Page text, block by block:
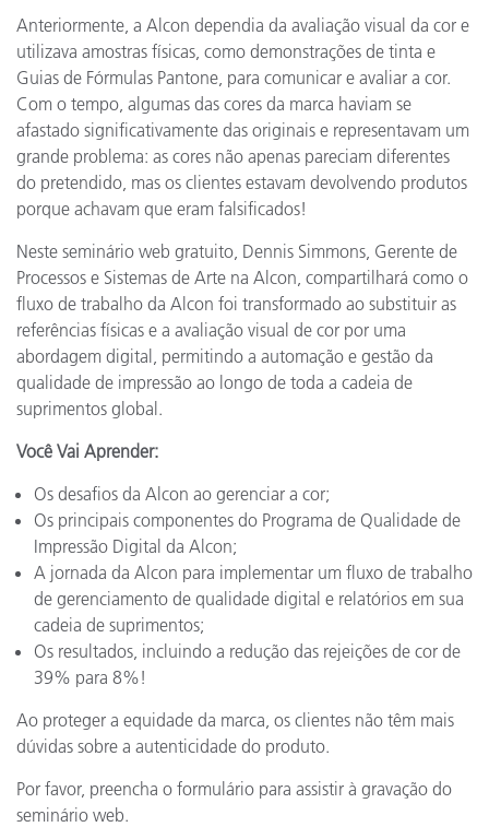
Anteriormente, a Alcon dependia da avaliação visual da cor e
utilizava amostras físicas, como demonstrações de tinta e
Guias de Fórmulas Pantone, para comunicar e avaliar a cor.
Com o tempo, algumas das cores da marca haviam se
afastado significativamente das originais e representavam um
grande problema: as cores não apenas pareciam diferentes
do pretendido, mas os clientes estavam devolvendo produtos
porque achavam que eram falsificados!
Neste seminário web gratuito, Dennis Simmons, Gerente de
Processos e Sistemas de Arte na Alcon, compartilhará como o
fluxo de trabalho da Alcon foi transformado ao substituir as
referências físicas e a avaliação visual de cor por uma
abordagem digital, permitindo a automação e gestão da
qualidade de impressão ao longo de toda a cadeia de
suprimentos global.
Você Vai Aprender:
Os desafios da Alcon ao gerenciar a cor;
Os principais componentes do Programa de Qualidade de
Impressão Digital da Alcon;
A jornada da Alcon para implementar um fluxo de trabalho
de gerenciamento de qualidade digital e relatórios em sua
cadeia de suprimentos;
Os resultados, incluindo a redução das rejeições de cor de
39% para 8%!
Ao proteger a equidade da marca, os clientes não têm mais
dúvidas sobre a autenticidade do produto.
Por favor, preencha o formulário para assistir à gravação do
seminário web.